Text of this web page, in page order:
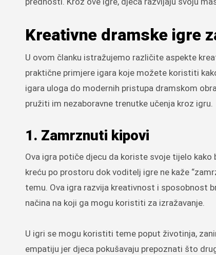
Kreativne dramske igre
U ovom članku istražujemo različite aspekte
praktične primjere igara koje možete koristiti
igara uloga do modernih pristupa dramskom
pružiti im nezaboravne trenutke učenja kroz igru.
1. Zamrznuti kipovi
Ova igra potiče djecu da koriste svoje tijelo
kreću po prostoru dok voditelj igre ne kaže
temu. Ova igra razvija kreativnost i sposobnost
načina na koji ga mogu koristiti za izražavanje.
U igri se mogu koristiti teme poput životinja,
empatiju jer djeca pokušavaju prepoznati što